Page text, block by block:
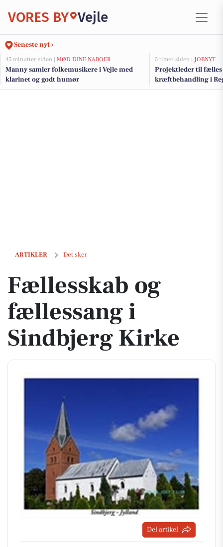
VORES BY Vejle
Seneste nyt ›
45 minutter siden | MØD DINE NABOER
Manny samler folkemusikere i Vejle med
klarinet og godt humør
5 timer siden | JOBNYT
Projektleder til
kræftbehandling i
ARTIKLER Det sker
Fællesskab og fællessang i Sindbjerg Kirke
Fællesskab og
fællessang i
Sindbjerg Kirke
Del artikel